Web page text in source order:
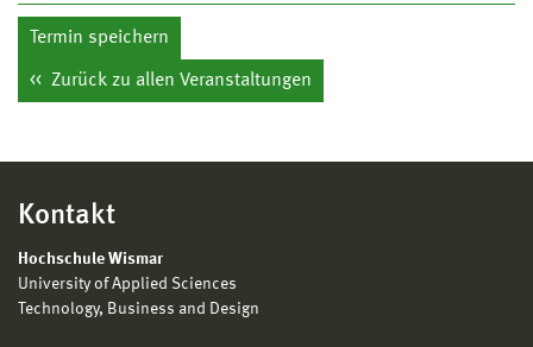
Termin speichern
Zurück zu allen Veranstaltungen
Kontakt
Hochschule Wismar
University of Applied Sciences
Technology, Business and Design